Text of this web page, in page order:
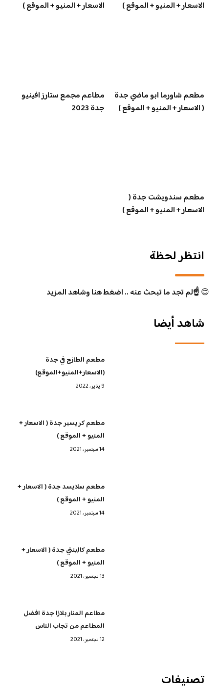
الاسعار + المنيو + الموقع )
الاسعار + المنيو + الموقع )
مطعم شاورما ابو ماضي جدة
( الاسعار + المنيو + الموقع )
مطاعم مجمع ستارز افينيو
جدة 2023
مطعم سندويشت جدة (
الاسعار + المنيو + الموقع )
انتظر لحظة
😊☝️لم تجد ما تبحث عنه .. اضغط هنا وشاهد المزيد
شاهد أيضا
مطعم الطازج في جدة
(الاسعار+المنيو+الموقع)
9 يناير، 2022
مطعم كريسبر جدة ( الاسعار +
المنيو + الموقع )
14 سبتمبر، 2021
مطعم سلايسد جدة ( الاسعار +
المنيو + الموقع )
14 سبتمبر، 2021
مطعم كالينتي جدة ( الاسعار +
المنيو + الموقع )
13 سبتمبر، 2021
مطاعم المنار بلازا جدة افضل
المطاعم من تجاب الناس
12 سبتمبر، 2021
تصنيفات